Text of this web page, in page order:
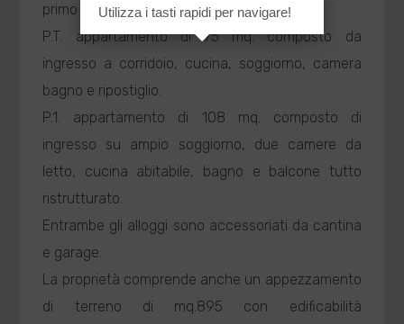
primo piano.
P.T. appartamento di 75 mq. composto da
ingresso a corridoio, cucina, soggiorno, camera
bagno e ripostiglio.
P.1. appartamento di 108 mq. composto di
ingresso su ampio soggiorno, due camere da
letto, cucina abitabile, bagno e balcone tutto
ristrutturato.
Entrambe gli alloggi sono accessoriati da cantina
e garage.
La proprietà comprende anche un appezzamento
di terreno di mq.895 con edificabilità
Utilizza i tasti rapidi per navigare!